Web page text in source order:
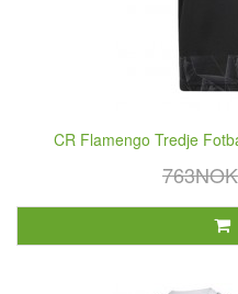
CR Flamengo Tredje
763NOK